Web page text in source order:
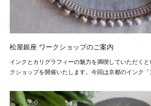
松屋銀座 ワークショップのご案内
インクとカリグラフィーの魅力を満喫していただく
クショップを開催いたします。今回は京都のインク